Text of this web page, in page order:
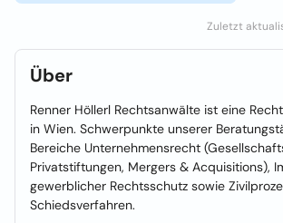
Zuletzt
Über
Renner Höllerl Rechtsanwälte ist eine
in Wien. Schwerpunkte unserer
Bereiche Unternehmensrecht
Privatstiftungen, Mergers & Acquisitions),
gewerblicher Rechtsschutz sowie
Schiedsverfahren.